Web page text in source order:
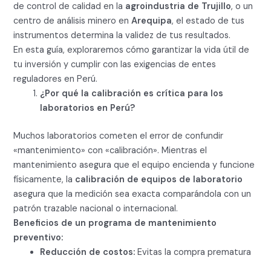
de control de calidad en la agroindustria de Trujillo, o un
centro de análisis minero enArequipa, el estado de tus
instrumentos determina la validez de tus resultados.
En esta guía, exploraremos cómo garantizar la vida útil de
tu inversión y cumplir con las exigencias de entes
reguladores en Perú.
¿Por qué la calibración es crítica para los
laboratorios en Perú?
Muchos laboratorios cometen el error de confundir
«mantenimiento» con «calibración». Mientras el
mantenimiento asegura que el equipo encienda y funcione
físicamente, la calibración de equipos de laboratorio
asegura que la medición sea exacta comparándola con un
patrón trazable nacional o internacional.
Beneficios de un programa de mantenimiento
preventivo:
Reducción de costos: Evitas la compra prematura